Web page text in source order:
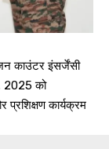
काउंटर इंसर्जेंसी
2025 को
कार्यक्रम